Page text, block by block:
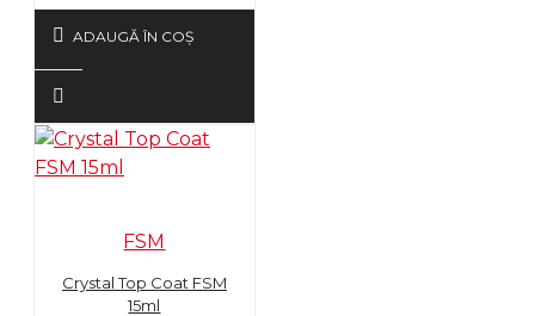
ADAUGĂ ÎN COŞ
FSM
Crystal Top Coat FSM
15ml